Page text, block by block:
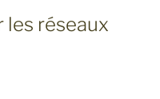
les réseaux